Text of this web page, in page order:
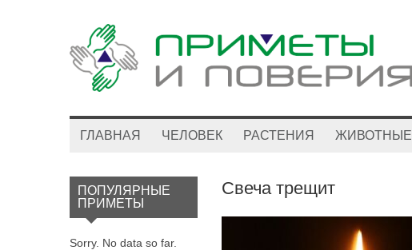
ГЛАВНАЯ ЧЕЛОВЕК РАСТЕНИЯ ЖИВОТНЫЕ
ПОПУЛЯРНЫЕ
ПРИМЕТЫ
Sorry. No data so far.
Свеча трещит